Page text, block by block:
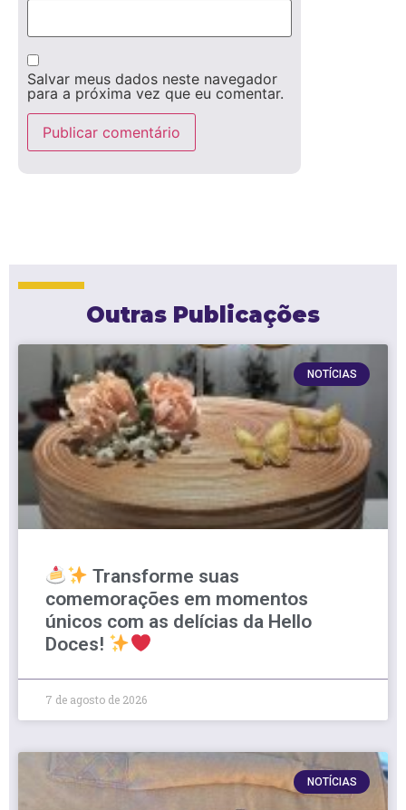
Salvar meus dados neste navegador
para a próxima vez que eu comentar.
Outras Publicações
NOTÍCIAS
Transforme suas
comemorações em momentos
únicos com as delícias da Hello
Doces!
7 de agosto de 2026
NOTÍCIAS